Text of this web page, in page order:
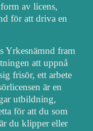
av licens,
för att driva en
Yrkesnämnd fram
att uppnå
frisör, ett arbete
är en
utbildning,
för att du som
du klipper eller